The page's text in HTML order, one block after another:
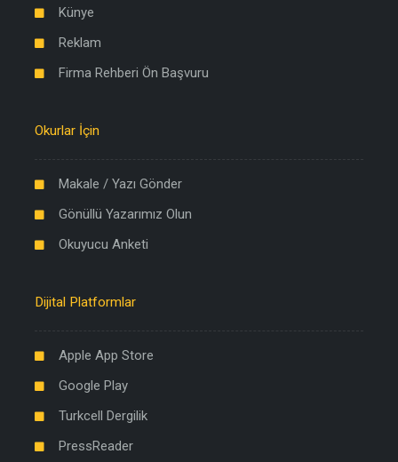
Künye
Reklam
Firma Rehberi Ön Başvuru
Okurlar İçin
Makale / Yazı Gönder
Gönüllü Yazarımız Olun
Okuyucu Anketi
Dijital Platformlar
Apple App Store
Google Play
Turkcell Dergilik
PressReader